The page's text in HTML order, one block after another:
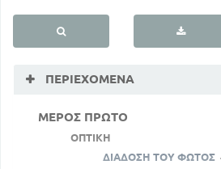
ΠΕΡΙΕΧΌΜΕΝΑ
ΜΕΡΟΣ ΠΡΩΤΟ
ΟΠΤΙΚΗ
ΔΙΑΔΟΣΗ ΤΟΥ ΦΩΤΟΣ